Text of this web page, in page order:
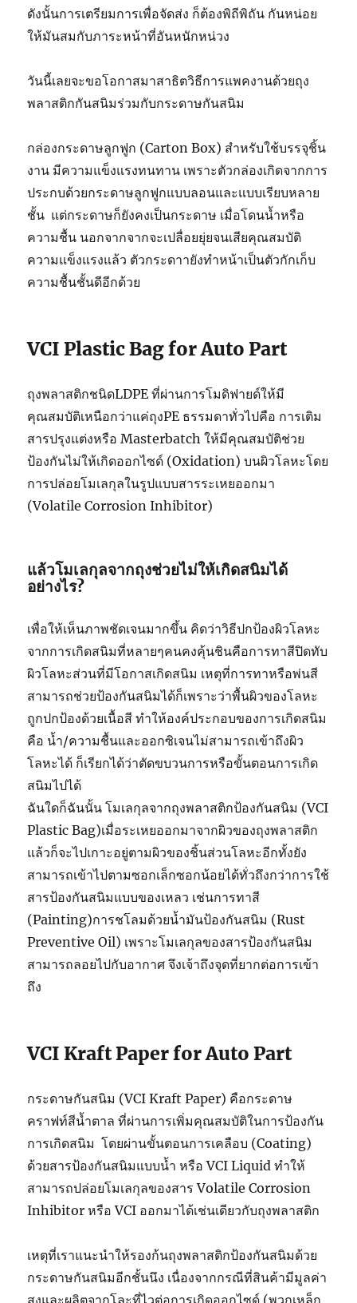
ดังนั้นการเตรียมการเพื่อจัดส่ง ก็ต้องพิถีพิถัน กันหน่อย
ให้มันสมกับภาระหน้าที่อันหนักหน่วง
วันนี้เลยจะขอโอกาสมาสาธิตวิธีการแพคงานด้วยถุง
พลาสติกกันสนิมร่วมกับกระดาษกันสนิม
กล่องกระดาษลูกฟูก (Carton Box) สำหรับใช้บรรจุชิ้น
งาน มีความแข็งแรงทนทาน เพราะตัวกล่องเกิดจากการ
ประกบด้วยกระดาษลูกฟูกแบบลอนและแบบเรียบหลาย
ชั้น แต่กระดาษก็ยังคงเป็นกระดาษ เมื่อโดนน้ำหรือ
ความชื้น นอกจากจากจะเปลื่อยยุ่ยจนเสียคุณสมบัติ
ความแข็งแรงแล้ว ตัวกระดาายังทำหน้าเป็นตัวกักเก็บ
ความชื้นชั้นดีอีกด้วย
VCI Plastic Bag for Auto Part
ถุงพลาสติกชนิดLDPE ที่ผ่านการโมดิฟายด์ให้มี
คุณสมบัติเหนือกว่าแค่ถุงPE ธรรมดาทั่วไปคือ การเติม
สารปรุงแต่งหรือ Masterbatch ให้มีคุณสมบัติช่วย
ป้องกันไม่ให้เกิดออกไซด์ (Oxidation) บนผิวโลหะโดย
การปล่อยโมเลกุลในรูปแบบสารระเหยออกมา
(Volatile Corrosion Inhibitor)
แล้วโมเลกุลจากถุงช่วยไม่ให้เกิดสนิมได้
อย่างไร?
เพื่อให้เห็นภาพชัดเจนมากขึ้น คิดว่าวิธีปกป้องผิวโลหะ
จากการเกิดสนิมที่หลายๆคนคงคุ้นชินคือการทาสีปิดทับ
ผิวโลหะส่วนที่มีโอกาสเกิดสนิม เหตุที่การทาหรือพ่นสี
สามารถช่วยป้องกันสนิมได้ก็เพราะว่าพื้นผิวของโลหะ
ถูกปกป้องด้วยเนื้อสี ทำให้องค์ประกอบของการเกิดสนิม
คือ น้ำ/ความชื้นและออกซิเจนไม่สามารถเข้าถึงผิว
โลหะได้ ก็เรียกได้ว่าตัดขบวนการหรือขั้นตอนการเกิด
สนิมไปได้
ฉันใดก็ฉันนั้น โมเลกุลจากถุงพลาสติกป้องกันสนิม (VCI
Plastic Bag)เมื่อระเหยออกมาจากผิวของถุงพลาสติก
แล้วก็จะไปเกาะอยู่ตามผิวของชิ้นส่วนโลหะอีกทั้งยัง
สามารถเข้าไปตามซอกเล็กซอกน้อยได้ทั่วถึงกว่าการใช้
สารป้องกันสนิมแบบของเหลว เช่นการทาสี
(Painting)การชโลมด้วยน้ำมันป้องกันสนิม (Rust
Preventive Oil) เพราะโมเลกุลของสารป้องกันสนิม
สามารถลอยไปกับอากาศ จึงเจ้าถึงจุดที่ยากต่อการเข้า
ถึง
VCI Kraft Paper for Auto Part
กระดาษกันสนิม (VCI Kraft Paper) คือกระดาษ
คราฟท์สีน้ำตาล ที่ผ่านการเพิ่มคุณสมบัติในการป้องกัน
การเกิดสนิม โดยผ่านขั้นตอนการเคลือบ (Coating)
ด้วยสารป้องกันสนิมแบบน้ำ หรือ VCI Liquid ทำให้
สามารถปล่อยโมเลกุลของสาร Volatile Corrosion
Inhibitor หรือ VCI ออกมาได้เช่นเดียวกับถุงพลาสติก
เหตุที่เราแนะนำให้รองก้นถุงพลาสติกป้องกันสนิมด้วย
กระดาษกันสนิมอีกชั้นนึง เนื่องจากกรณีที่สินค้ามีมูลค่า
สูงและผลิตจากโละที่ไวต่อการเกิดออกไซด์ (พวกเหล็ก